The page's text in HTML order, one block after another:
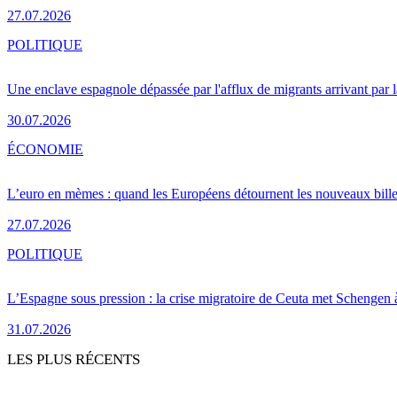
27.07.2026
Une enclave espagnole dépassée par l'afflux de migrants arrivant par
30.07.2026
POLITIQUE
L’euro en mèmes : quand les Européens détournent les nouveaux
27.07.2026
ÉCONOMIE
L’Espagne sous pression : la crise migratoire de Ceuta met Schengen
31.07.2026
POLITIQUE
LES PLUS RÉCENTS